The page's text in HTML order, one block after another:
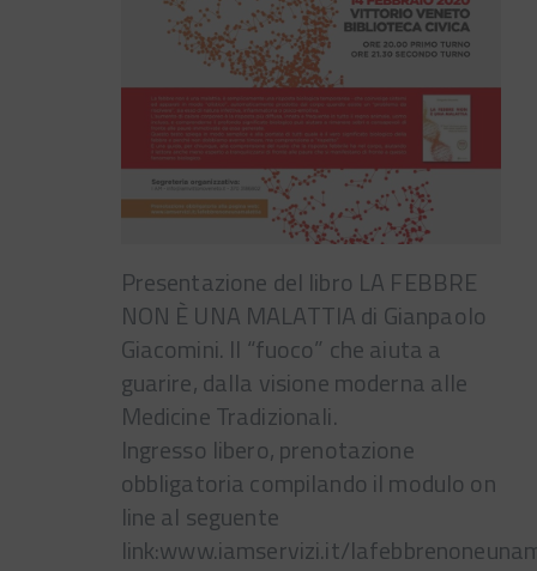
Presentazione del libro LA FEBBRE
NON È UNA MALATTIA di Gianpaolo
Giacomini. Il “fuoco” che aiuta a
guarire, dalla visione moderna alle
Medicine Tradizionali.
Ingresso libero, prenotazione
obbligatoria compilando il modulo on
line al seguente
link:www.iamservizi.it/